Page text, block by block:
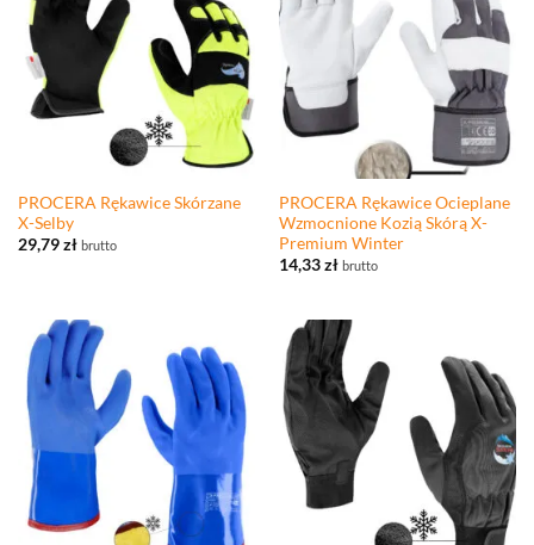
PROCERA Rękawice Skórzane
X-Selby
29,79zł brutto
PROCERA Rękawice Ocieplane
Wzmocnione Kozią Skórą X-
Premium Winter
14,33zł brutto